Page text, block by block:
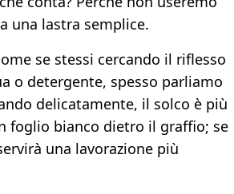
una lastra semplice.
se stessi cercando il riflesso
o detergente, spesso parliamo
delicatamente, il solco è più
foglio bianco dietro il graffio; se
una lavorazione più